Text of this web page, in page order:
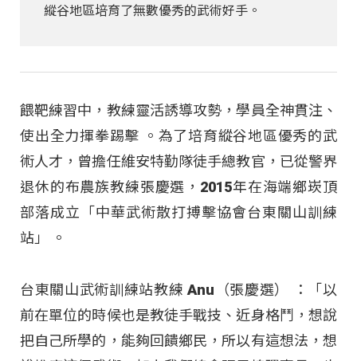
縱谷地區培育了無數優秀的武術好手。
餵靶練習中，教練靈活誘導攻勢，學員全神貫注、
使出全力揮拳踢擊 。為了培育縱谷地區優秀的武
術人才，曾擔任維安特勤隊徒手總教官，已從警界
退休的布農族教練張慶選，2015年在海端鄉崁頂
部落成立「中華武術散打搏擊協會台東關山訓練
站」 。
台東關山武術訓練站教練 Anu（張慶選） ：「以
前在單位的時候也是教徒手戰技、近身格鬥，想說
把自己所學的，能夠回饋鄉民，所以有這想法，想